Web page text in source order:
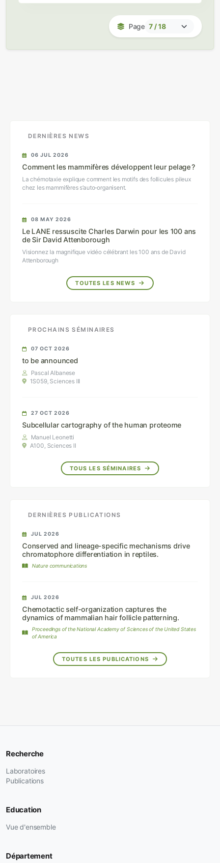
Page
DERNIÈRES NEWS
06 JUL 2026
Comment les mammifères développent leur pelage ?
La chémotaxie explique comment les motifs des follicules pileux
chez les mammifères s’auto‑organisent.
08 MAY 2026
Le LANE ressuscite Charles Darwin pour les 100 ans
de Sir David Attenborough
Visionnez la magnifique vidéo célébrant les 100 ans de David
Attenborough
TOUTES LES NEWS
PROCHAINS SÉMINAIRES
07 OCT 2026
to be announced
Pascal Albanese
1S059, Sciences III
27 OCT 2026
Subcellular cartography of the human proteome
Manuel Leonetti
A100, Sciences II
TOUS LES SÉMINAIRES
DERNIÈRES PUBLICATIONS
JUL 2026
Conserved and lineage-specific mechanisms drive
chromatophore differentiation in reptiles.
Nature communications
JUL 2026
Chemotactic self-organization captures the
dynamics of mammalian hair follicle patterning.
Proceedings of the National Academy of Sciences of the United States
of America
TOUTES LES PUBLICATIONS
Recherche
Laboratoires
Publications
Education
Vue d'ensemble
Département